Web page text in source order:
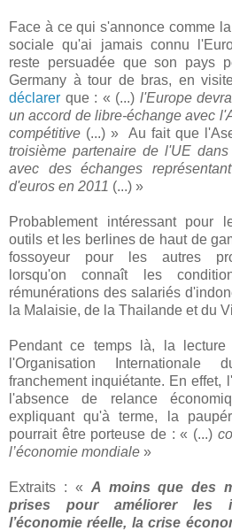
Face à ce qui s'annonce comme
sociale qu'ai jamais connu
reste persuadée que son pays
Germany à tour de bras, en
déclarer que : « (...) l'Europe
un accord de libre-échange avec
compétitive (...) » Au fait que
troisième partenaire de l'UE
avec des échanges
d'euros en 2011 (...) »
Probablement intéressant pour
outils et les berlines de haut de
fossoyeur pour les autres
lorsqu'on connaît les
rémunérations des salariés
la Malaisie, de la Thailande et du
Pendant ce temps là, la
l'Organisation
franchement inquiétante. En effet,
l'absence de relance
expliquant qu'à terme, la
pourrait être porteuse de : « (...)
l’économie mondiale »
Extraits : « A moins que des
prises pour améliorer les
l’économie réelle, la crise